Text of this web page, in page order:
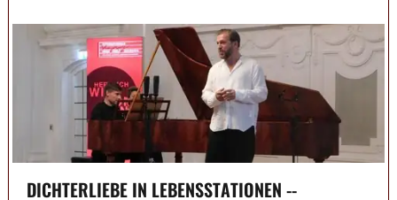
DICHTERLIEBE IN LEBENSSTATIONEN --